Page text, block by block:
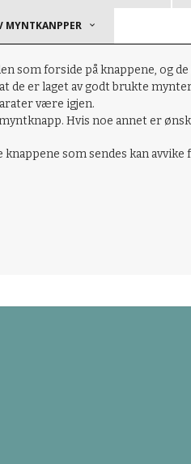
MYNTKANPPER
som forside på knappene, og
de er laget av godt brukte
være igjen.
Hvis noe annet er
som sendes kan